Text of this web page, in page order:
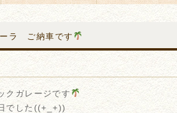
ラ ご納車です
クガレージです
でした((+_+))